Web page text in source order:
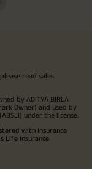
read sales
by ADITYA BIRLA
Owner) and used by
(ABSLI) under the license.
with Insurance
Life Insurance